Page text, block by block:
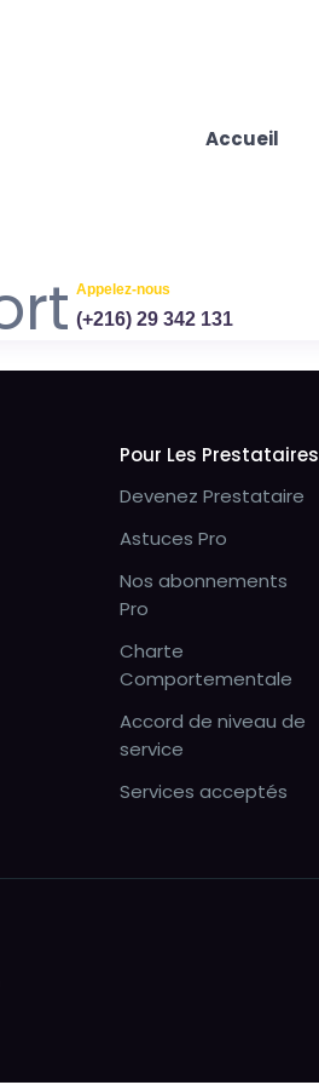
Accueil
Appelez-nous
(+216) 29 342 131
Pour Les Prestataires
Devenez Prestataire
Astuces Pro
Nos abonnements
Pro
Charte
Comportementale
Accord de niveau de
service
Services acceptés